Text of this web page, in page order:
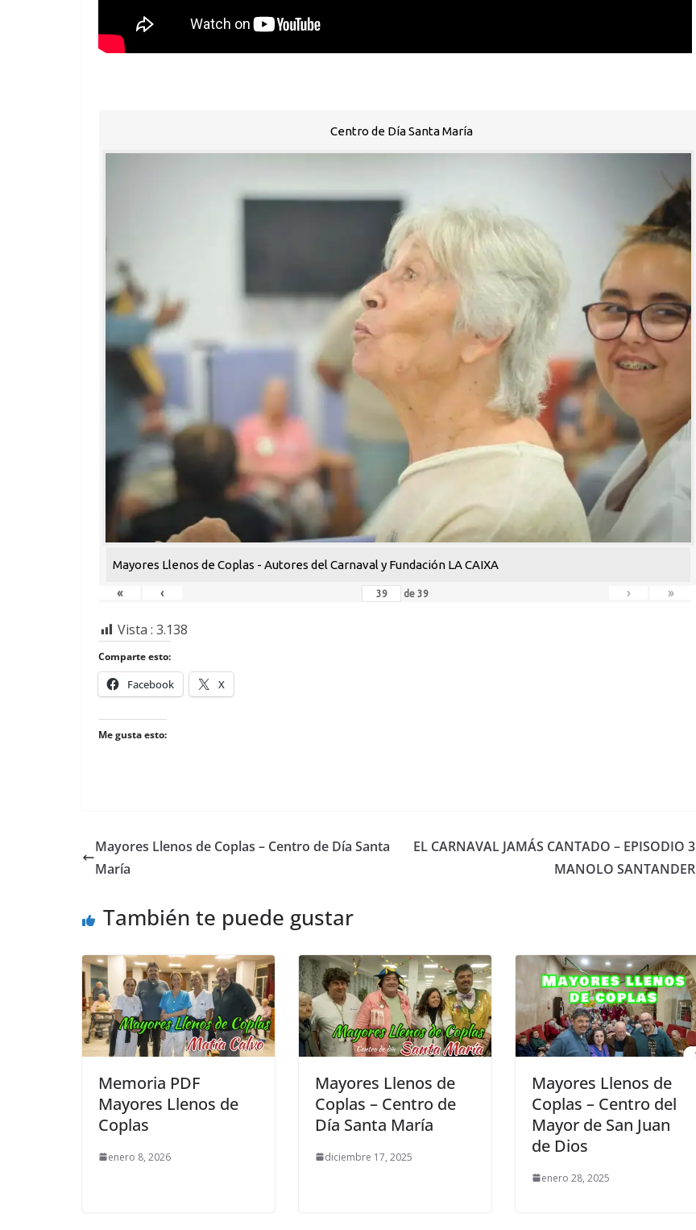
Centro de Día Santa María
Mayores Llenos de Coplas - Autores del Carnaval y Fundación LA CAIXA
« ‹ de 39 › »
Vista : 3.138
Comparte esto:
Facebook X
Me gusta esto:
Mayores Llenos de Coplas – Centro de Día Santa
María
EL CARNAVAL JAMÁS CANTADO – EPISODIO 3
MANOLO SANTANDER
También te puede gustar
Memoria PDF
Mayores Llenos de
Coplas
enero 8, 2026
Mayores Llenos de
Coplas – Centro de
Día Santa María
diciembre 17, 2025
Mayores Llenos de
Coplas – Centro del
Mayor de San Juan
de Dios
enero 28, 2025